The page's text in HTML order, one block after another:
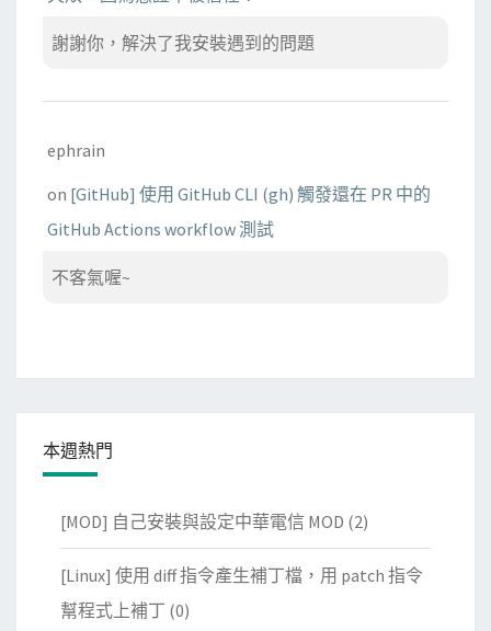
謝謝你，解決了我安裝遇到的問題
ephrain
on [GitHub] 使用 GitHub CLI (gh) 觸發還在 PR 中的
GitHub Actions workflow 測試
不客氣喔~
本週熱門
[MOD] 自己安裝與設定中華電信 MOD (2)
[Linux] 使用 diff 指令產生補丁檔，用 patch 指令
幫程式上補丁 (0)